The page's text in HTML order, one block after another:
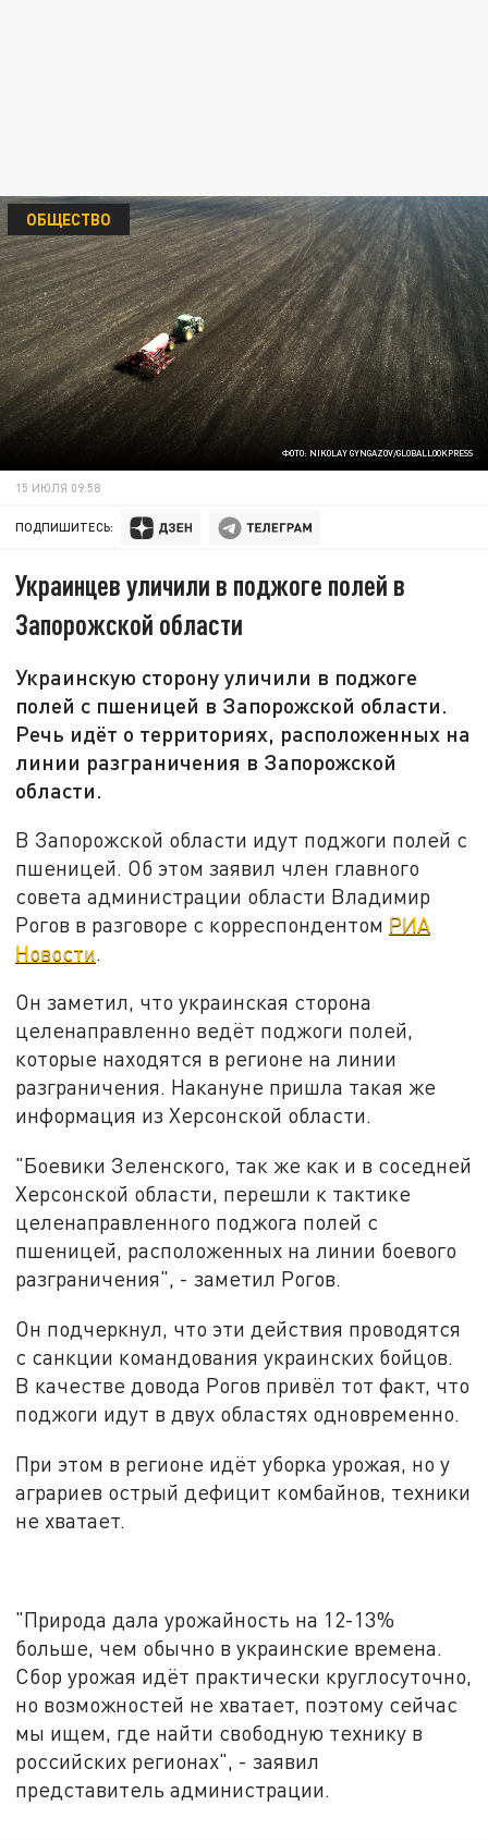
ФОТО: NIKOLAY GYNGAZOV/GLOBALLOOKPRESS
ОБЩЕСТВО
15 ИЮЛЯ 09:58
ПОДПИШИТЕСЬ:
Украинцев уличили в поджоге полей в
Запорожской области
Украинскую сторону уличили в поджоге
полей с пшеницей в Запорожской области.
Речь идёт о территориях, расположенных на
линии разграничения в Запорожской
области.
В Запорожской области идут поджоги полей с
пшеницей. Об этом заявил член главного
совета администрации области Владимир
Рогов в разговоре с корреспондентом РИА
Новости.
Он заметил, что украинская сторона
целенаправленно ведёт поджоги полей,
которые находятся в регионе на линии
разграничения. Накануне пришла такая же
информация из Херсонской области.
"Боевики Зеленского, так же как и в соседней
Херсонской области, перешли к тактике
целенаправленного поджога полей с
пшеницей, расположенных на линии боевого
разграничения", - заметил Рогов.
Он подчеркнул, что эти действия проводятся
с санкции командования украинских бойцов.
В качестве довода Рогов привёл тот факт, что
поджоги идут в двух областях одновременно.
При этом в регионе идёт уборка урожая, но у
аграриев острый дефицит комбайнов, техники
не хватает.
"Природа дала урожайность на 12-13%
больше, чем обычно в украинские времена.
Сбор урожая идёт практически круглосуточно,
но возможностей не хватает, поэтому сейчас
мы ищем, где найти свободную технику в
российских регионах", - заявил
представитель администрации.